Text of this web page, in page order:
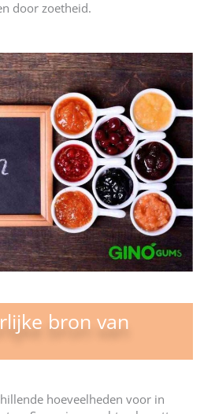
door zoetheid.
bron van
hoeveelheden voor in